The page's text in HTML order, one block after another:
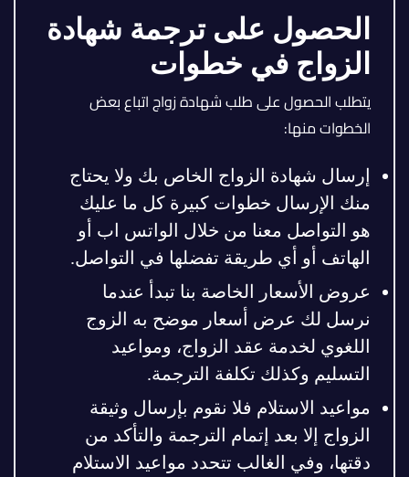
الحصول على ترجمة شهادة
الزواج في خطوات
يتطلب الحصول على طلب شهادة زواج اتباع بعض
الخطوات منها:
إرسال شهادة الزواج الخاص بك ولا يحتاج
منك الإرسال خطوات كبيرة كل ما عليك
هو التواصل معنا من خلال الواتس اب أو
الهاتف أو أي طريقة تفضلها في التواصل.
عروض الأسعار الخاصة بنا تبدأ عندما
نرسل لك عرض أسعار موضح به الزوج
اللغوي لخدمة عقد الزواج، ومواعيد
التسليم وكذلك تكلفة الترجمة.
مواعيد الاستلام فلا نقوم بإرسال وثيقة
الزواج إلا بعد إتمام الترجمة والتأكد من
دقتها، وفي الغالب تتحدد مواعيد الاستلام